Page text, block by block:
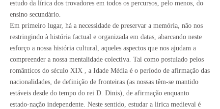
estudo da lírica dos trovadores em todos os percursos, pelo menos, do
ensino secundário.
Em primeiro lugar, há a necessidade de preservar a memória, não nos
restringindo à história factual e organizada em datas, abarcando neste
esforço a nossa história cultural, aqueles aspectos que nos ajudam a
compreender a nossa mentalidade colectiva. Tal como postulado pelos
românticos do século XIX , a Idade Média é o período de afirmação das
nacionalidades, de definição de fronteiras (as nossas têm-se mantido
estáveis desde do tempo do rei D. Dinis), de afirmação enquanto
estado-nação independente. Neste sentido, estudar a lírica medieval é